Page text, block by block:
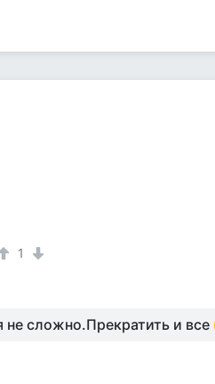
1
не сложно.Прекратить и все